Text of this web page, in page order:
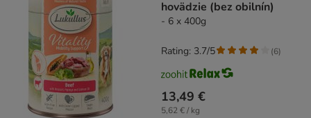
hovädzie (bez obilnín)
- 6 x 400g
13,49 €
5,62 € / kg
Rating: 3.7/5 (6)